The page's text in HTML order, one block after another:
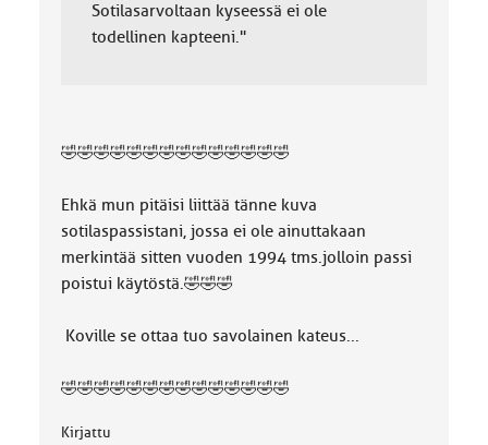
Sotilasarvoltaan kyseessä ei ole
todellinen kapteeni."
🤣🤣🤣🤣🤣🤣🤣🤣🤣🤣🤣🤣🤣🤣
Ehkä mun pitäisi liittää tänne kuva
sotilaspassistani, jossa ei ole ainuttakaan
merkintää sitten vuoden 1994 tms.jolloin passi
poistui käytöstä.🤣🤣🤣
Koville se ottaa tuo savolainen kateus...
🤣🤣🤣🤣🤣🤣🤣🤣🤣🤣🤣🤣🤣🤣
Kirjattu